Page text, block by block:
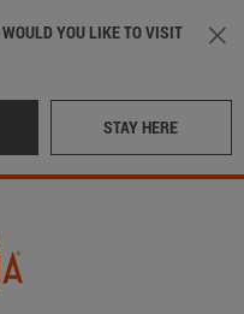
WOULD YOU LIKE TO VISIT
STAY HERE
Info menu